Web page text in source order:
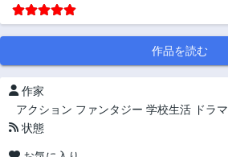
作品を読む
作家
アクション ファンタジー 学校生活 ドラマ
状態